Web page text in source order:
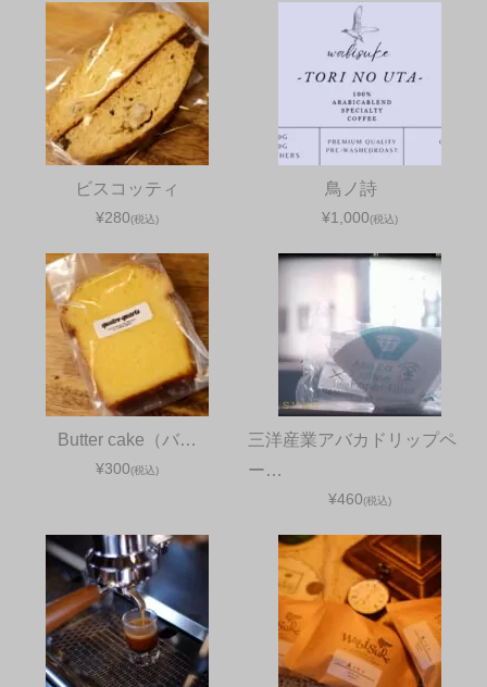
ビスコッティ
¥280(税込)
鳥ノ詩
¥1,000(税込)
Butter cake（バ…
¥300(税込)
三洋産業アバカドリップペ
ー…
¥460(税込)